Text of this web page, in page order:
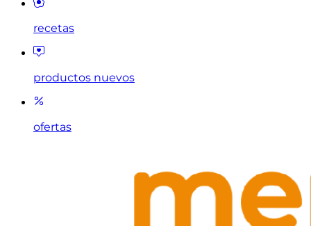
recetas
productos nuevos
ofertas